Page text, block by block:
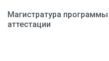
Магистратура
аттестации